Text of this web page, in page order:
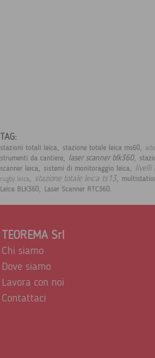
TAG:
stazioni totali leica, stazione totale leica ms60,
strumenti da cantiere, laser scanner blk360,
scanner leica, sistemi di monitoraggio leica, livelli
rugby leica, stazione totale leica ts13,
Leica BLK360, Laser Scanner RTC360.
TEOREMA Srl
Chi siamo
Dove siamo
Lavora con noi
Contattaci